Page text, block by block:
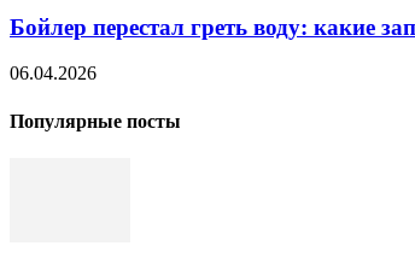
Бойлер перестал греть воду: какие
06.04.2026
Популярные посты